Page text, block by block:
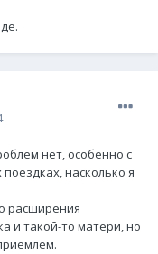
нет, особенно с
насколько я
расширения
и такой-то матери, но